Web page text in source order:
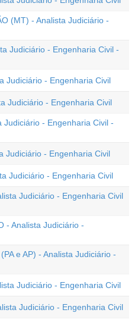
(MT) - Analista Judiciário -
Judiciário - Engenharia Civil -
Judiciário - Engenharia Civil
Judiciário - Engenharia Civil
Judiciário - Engenharia Civil -
Judiciário - Engenharia Civil
Judiciário - Engenharia Civil
Judiciário - Engenharia Civil
- Analista Judiciário -
e AP) - Analista Judiciário -
Judiciário - Engenharia Civil
Judiciário - Engenharia Civil